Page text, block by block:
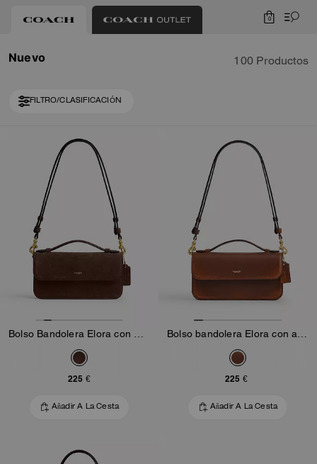
0
Nuevo 100 Productos
FILTRO/CLASIFICACIÓN
Loaded 10 more products, showing 20 items.
225 €
Añadir A La Cesta
225 €
Añadir A La Cesta